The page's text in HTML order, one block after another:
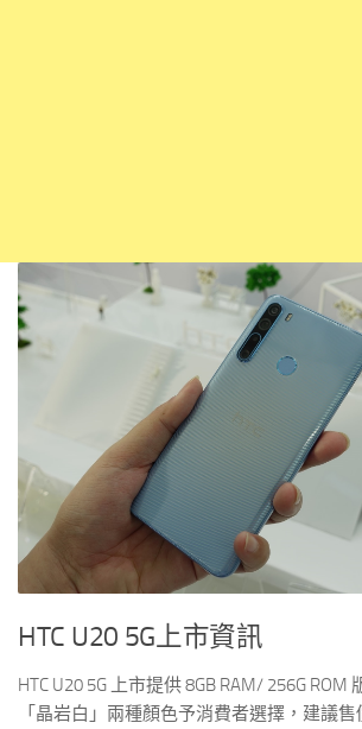
HTC U20 5G上市資訊
HTC U20 5G 上市提供 8GB RAM/ 256G
「晶岩白」兩種顏色予消費者選擇，建議